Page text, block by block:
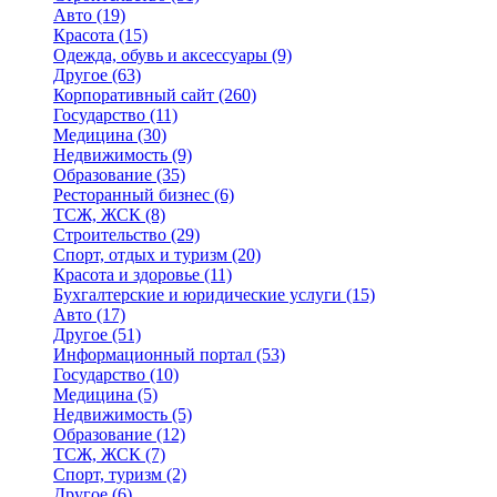
Авто (19)
Красота (15)
Одежда, обувь и аксессуары (9)
Другое (63)
Корпоративный сайт (260)
Государство (11)
Медицина (30)
Недвижимость (9)
Образование (35)
Ресторанный бизнес (6)
ТСЖ, ЖСК (8)
Строительство (29)
Спорт, отдых и туризм (20)
Красота и здоровье (11)
Бухгалтерские и юридические услуги (15)
Авто (17)
Другое (51)
Информационный портал (53)
Государство (10)
Медицина (5)
Недвижимость (5)
Образование (12)
ТСЖ, ЖСК (7)
Спорт, туризм (2)